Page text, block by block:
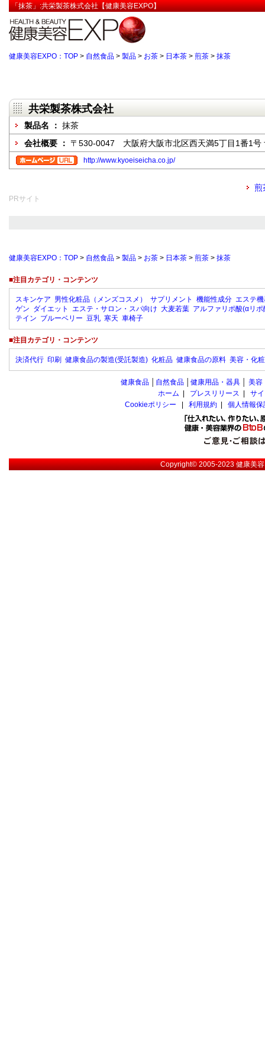
「抹茶」:共栄製茶株式会社【健康美容EXPO】
健康美容EXPO：TOP > 自然食品 > 製品 > お茶 > 日本茶 > 煎茶 > 抹茶
共栄製茶株式会社
製品名 ： 抹茶
会社概要 ： 〒530-0047 大阪府大阪市北区西天満5丁目1番1号
http://www.kyoeiseicha.co.jp/
煎
PRサイト
健康美容EXPO：TOP > 自然食品 > 製品 > お茶 > 日本茶 > 煎茶 > 抹茶
■注目カテゴリ・コンテンツ
スキンケア 男性化粧品（メンズコスメ） サプリメント 機能性成分 エステ
ゲン ダイエット エステ・サロン・スパ向け 大麦若葉 アルファリポ酸(αリポ
テイン ブルーベリー 豆乳 寒天 車椅子
■注目カテゴリ・コンテンツ
決済代行 印刷 健康食品の製造(受託製造) 化粧品 健康食品の原料 美容・化
健康食品 自然食品 健康用品・器具 美容
ホーム
プレスリリース
サ
Cookieポリシー
利用規約 個人情報
Copyright© 2005-2023健康美